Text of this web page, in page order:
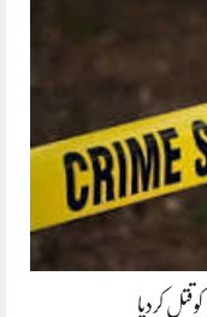
کردیا